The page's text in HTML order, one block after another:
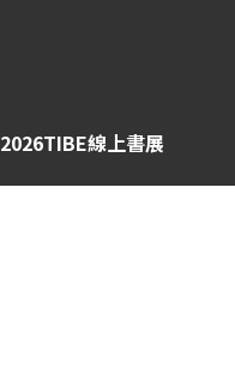
2026TIBE線上書展